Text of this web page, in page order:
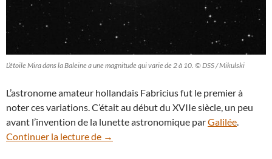
L’étoile Mira dans la Baleine a une magnitude qui varie de 2 à 10. © DSS / Mikulski
L’astronome amateur hollandais Fabricius fut le premier à
noter ces variations. C’était au début du XVIIe siècle, un peu
avant l’invention de la lunette astronomique parGalilée
Continuer la lecture de
L’étoile Mira de la Baleine est au
→